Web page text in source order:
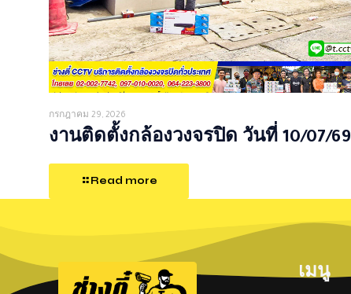
กรกฎาคม 29, 2026
งานติดตั้งกล้องวงจรปิด วันที่ 10/07/69
Read more
เมนู